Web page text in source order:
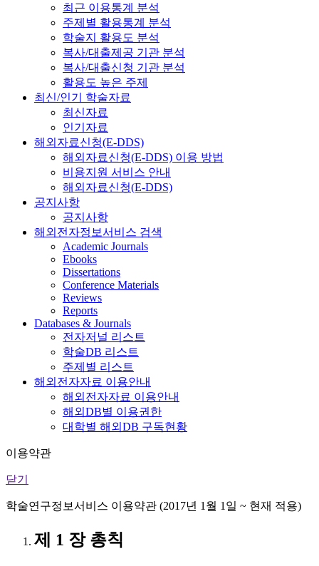
최근 이용통계 분석
주제별 활용통계 분석
학술지 활용도 분석
복사/대출제공 기관 분석
복사/대출신청 기관 분석
활용도 높은 주제
최신/인기 학술자료
최신자료
인기자료
해외자료신청(E-DDS)
해외자료신청(E-DDS) 이용 방법
비용지원 서비스 안내
해외자료신청(E-DDS)
공지사항
공지사항
해외전자정보서비스 검색
Academic Journals
Ebooks
Dissertations
Conference Materials
Reviews
Reports
Databases & Journals
전자저널 리스트
학술DB 리스트
주제별 리스트
해외전자자료 이용안내
해외전자자료 이용안내
해외DB별 이용권한
대학별 해외DB 구독현황
이용약관
닫기
학술연구정보서비스 이용약관 (2017년 1월 1일 ~ 현재 적용)
제 1 장 총칙